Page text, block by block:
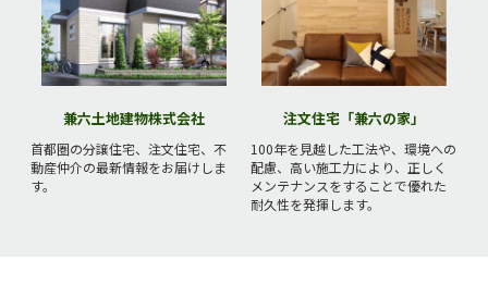
兼六土地建物株式会社
首都圏の分譲住宅、注文住宅、不
動産仲介の最新情報をお届けしま
す。
注文住宅「兼六の家」
100年を見越した工法や、環境への
配慮、高い施工力により、正しく
メンテナンスをすることで優れた
耐久性を発揮します。